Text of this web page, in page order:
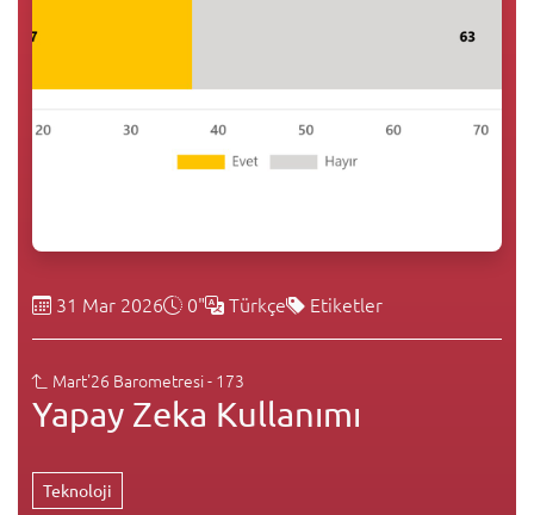
31 Mar 2026 0" Türkçe Etiketler
Mart'26 Barometresi - 173
Yapay Zeka Kullanımı
Teknoloji